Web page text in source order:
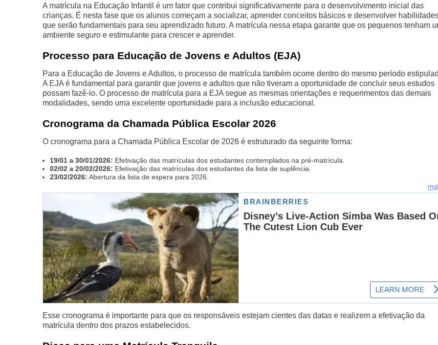
A matrícula na Educação Infantil é um fator que contribui significativamente para o desenvolvimento inicial das
crianças. É nesta fase que os alunos começam a socializar, aprender conceitos básicos e desenvolver
que serão fundamentais para seu aprendizado futuro. A matrícula nessa etapa garante que os pequenos tenham
ambiente seguro e estimulante para crescer e aprender.
Processo para Educação de Jovens e Adultos (EJA)
Para a Educação de Jovens e Adultos, o processo de matrícula também ocorre dentro do mesmo período
A EJA é fundamental para garantir que jovens e adultos que não tiveram a oportunidade de concluir seus estudos
possam fazê-lo. O processo de matrícula para a EJA segue as mesmas orientações e requerimentos das demais
modalidades, sendo uma excelente oportunidade para a inclusão educacional.
Cronograma da Chamada Pública Escolar 2026
O cronograma para a Chamada Pública Escolar de 2026 é estruturado da seguinte forma:
19/01 a 30/01/2026: Efetivação das matrículas dos estudantes contemplados na pré-matrícula.
02/02 a 20/02/2026: Efetivação das matrículas dos estudantes da lista de suplência.
23/02/2026: Abertura da lista de espera para 2026.
Esse cronograma é importante para que os responsáveis estejam cientes das datas e realizem a efetivação da
matrícula dentro dos prazos estabelecidos.